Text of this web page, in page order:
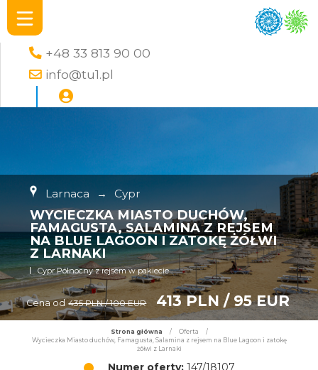
+48 33 813 90 00
info@tu1.pl
Larnaca → Cypr
WYCIECZKA MIASTO DUCHÓW,
FAMAGUSTA, SALAMINA Z REJSEM
NA BLUE LAGOON I ZATOKĘ ŻÓŁWI
Z LARNAKI
Cypr Północny z rejsem w pakiecie
Cena od 435 PLN / 100 EUR 413 PLN / 95 EUR
Strona główna / Oferta
/
Wycieczka Miasto duchów, Famagusta, Salamina z rejsem na Blue Lagoon i zatokę
żółwi z Larnaki
Numer oferty:147/18107